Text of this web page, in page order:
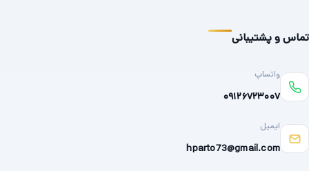
تماس و پشتیبانی
واتساپ
۰۹۱۲۶۷۲۳۰۰۷
ایمیل
hparto73@gmail.com